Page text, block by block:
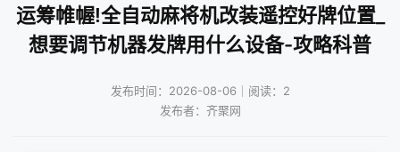
运筹帷幄!全自动麻将机改装遥控好牌位置_
想要调节机器发牌用什么设备-攻略科普
发布时间：2026-08-06｜阅读：2
发布者：齐聚网